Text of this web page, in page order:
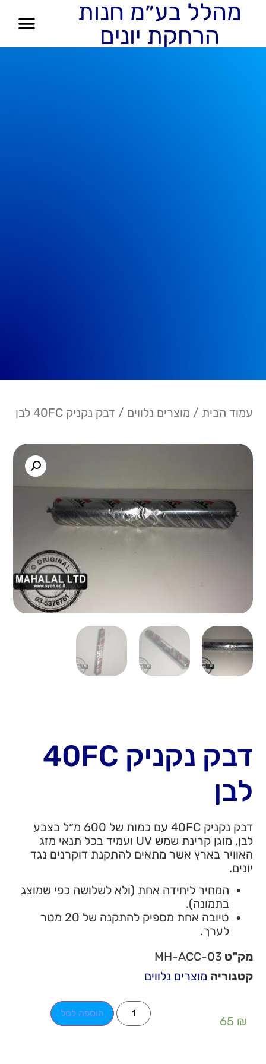
מהלל בע״מ חנות
הרחקת יונים
עמוד הבית / מוצרים נלווים / דבק נקניק 40FC לבן
דבק נקניק 40FC
לבן
דבק נקניק 40FC עם כמות של 600 מ״ל בצבע
לבן, מוגן קרינת שמש UV ועמיד בכל תנאי מזג
האוויר בארץ אשר מתאים להתקנת דוקרנים נגד
יונים.
המחיר ליחידה אחת (ולא לשלושה כפי שמוצג
בתמונה).
טיובה אחת מספיק להתקנה של 20 מטר
לערך.
מק"ט MH-ACC-03
קטגוריה מוצרים נלווים
65 ₪
הוספה לסל